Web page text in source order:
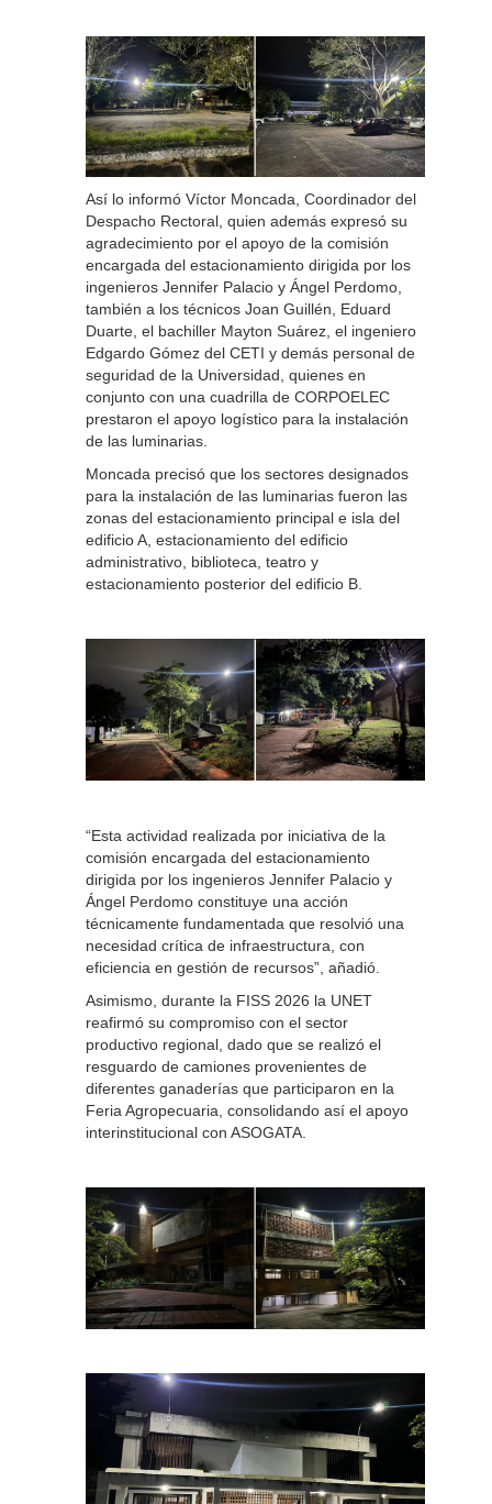
Así lo informó Víctor Moncada, Coordinador del
Despacho Rectoral, quien además expresó su
agradecimiento por el apoyo de la comisión
encargada del estacionamiento dirigida por los
ingenieros Jennifer Palacio y Ángel Perdomo,
también a los técnicos Joan Guillén, Eduard
Duarte, el bachiller Mayton Suárez, el ingeniero
Edgardo Gómez del CETI y demás personal de
seguridad de la Universidad, quienes en
conjunto con una cuadrilla de CORPOELEC
prestaron el apoyo logístico para la instalación
de las luminarias.
Moncada precisó que los sectores designados
para la instalación de las luminarias fueron las
zonas del estacionamiento principal e isla del
edificio A, estacionamiento del edificio
administrativo, biblioteca, teatro y
estacionamiento posterior del edificio B.
“Esta actividad realizada por iniciativa de la
comisión encargada del estacionamiento
dirigida por los ingenieros Jennifer Palacio y
Ángel Perdomo constituye una acción
técnicamente fundamentada que resolvió una
necesidad crítica de infraestructura, con
eficiencia en gestión de recursos”, añadió.
Asimismo, durante la FISS 2026 la UNET
reafirmó su compromiso con el sector
productivo regional, dado que se realizó el
resguardo de camiones provenientes de
diferentes ganaderías que participaron en la
Feria Agropecuaria, consolidando así el apoyo
interinstitucional con ASOGATA.